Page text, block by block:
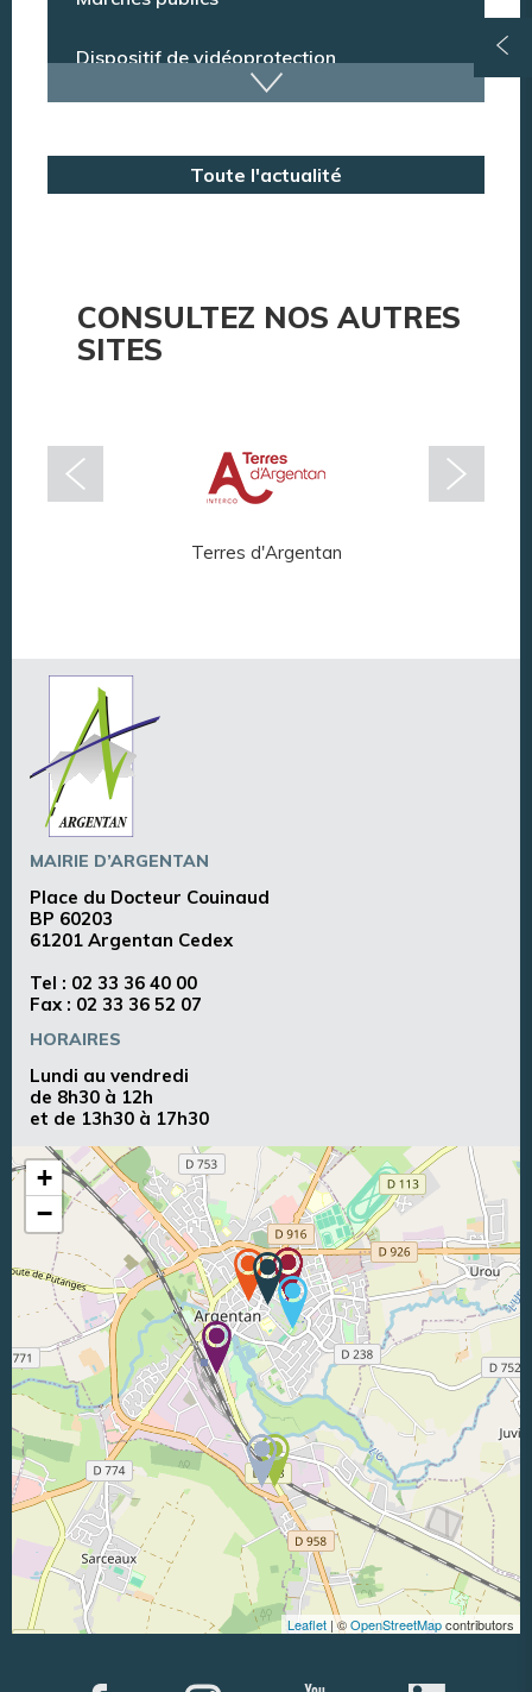
Dispositif de vidéoprotection
Annuaire des services
Toute l'actualité
CONSULTEZ NOS AUTRES
SITES
Terres d'Argentan
MAIRIE D’ARGENTAN
Place du Docteur Couinaud
BP 60203
61201 Argentan Cedex
Tel : 02 33 36 40 00
Fax : 02 33 36 52 07
HORAIRES
Lundi au vendredi
de 8h30 à 12h
et de 13h30 à 17h30
+
−
Leaflet | ©OpenStreetMapcontributors